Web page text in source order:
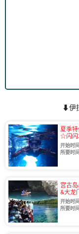
⬇︎伊
夏季
☆闪闪
接送
开始时
所要时
宫古
&大龙
☆（
开始时
所要时